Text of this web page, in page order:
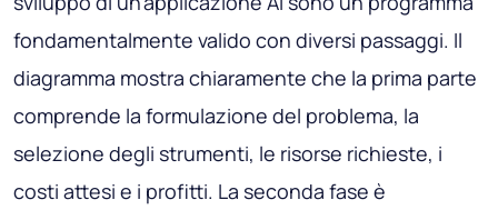
fondamentalmente valido con diversi passaggi. Il
diagramma mostra chiaramente che la prima parte
comprende la formulazione del problema, la
selezione degli strumenti, le risorse richieste, i
costi attesi e i profitti. La seconda fase è